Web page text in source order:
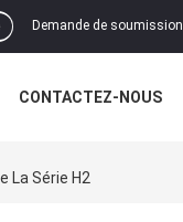
Demande de soumission
CONTACTEZ-NOUS
La Série H2